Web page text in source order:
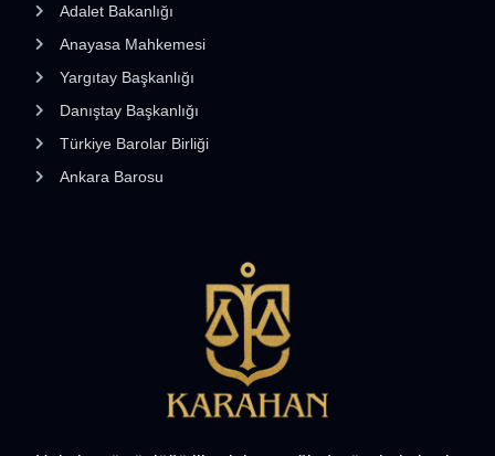
Adalet Bakanlığı
Anayasa Mahkemesi
Yargıtay Başkanlığı
Danıştay Başkanlığı
Türkiye Barolar Birliği
Ankara Barosu